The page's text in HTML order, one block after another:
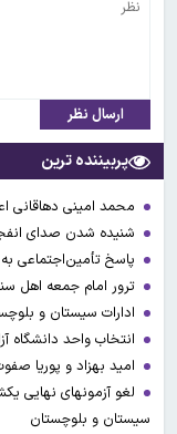
ارسال نظر
پربیننده ترین
محمد امینی دهاقانی
شنیده شدن صدای
پاسخ تأمین‌اجتماعی
ترور امام جمعه اهل
ادارات سیستان و
انتخاب واحد دانشگاه آزاد اسلامی از
امید بهزاد و پوریا
لغو آزمونهای نهایی
سیستان و بلوچستان